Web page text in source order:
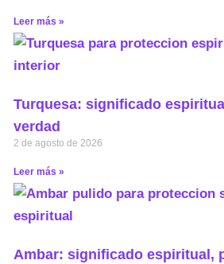
Leer más »
Turquesa: significado
verdad
2 de agosto de 2026
Leer más »
Ambar: significado espiritual,